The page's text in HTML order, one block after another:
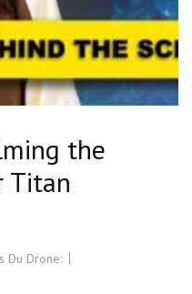
the
Titan
Du Drone: